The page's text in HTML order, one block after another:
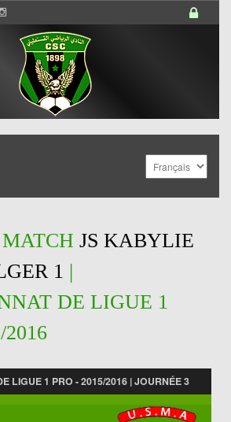
JS KABYLIE
1 |
DE LIGUE 1
2016
LIGUE 1 PRO - 2015/2016 | JOURNÉE 3